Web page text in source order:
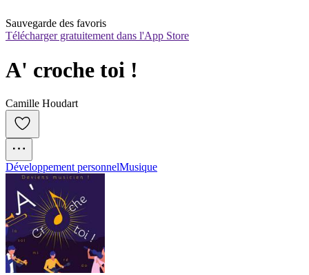
Sauvegarde des favoris
Télécharger gratuitement dans l'App Store
A' croche toi !
Camille Houdart
Développement personnelMusique